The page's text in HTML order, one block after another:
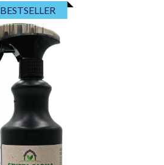
BESTSELLER